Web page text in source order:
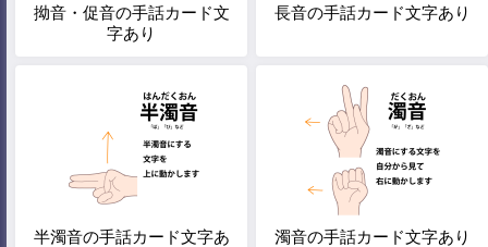
拗音・促音の手話カード文
字あり
長音の手話カード文字あり
半濁音の手話カード文字あ
濁音の手話カード文字あり